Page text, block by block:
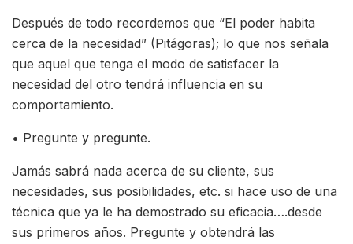
Después de todo recordemos que “El poder habita
cerca de la necesidad” (Pitágoras); lo que nos señala
que aquel que tenga el modo de satisfacer la
necesidad del otro tendrá influencia en su
comportamiento.
• Pregunte y pregunte.
Jamás sabrá nada acerca de su cliente, sus
necesidades, sus posibilidades, etc. si hace uso de una
técnica que ya le ha demostrado su eficacia….desde
sus primeros años. Pregunte y obtendrá las